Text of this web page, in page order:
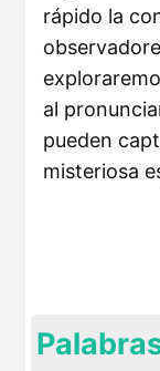
rápido la
al
pueden
misteriosa